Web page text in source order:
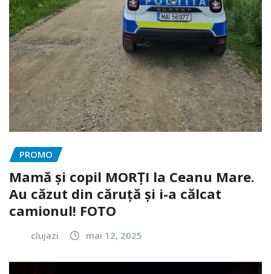
PROMO
Mamă și copil MORȚI la Ceanu Mare.
Au căzut din căruță și i-a călcat
camionul! FOTO
clujazi mai 12, 2025